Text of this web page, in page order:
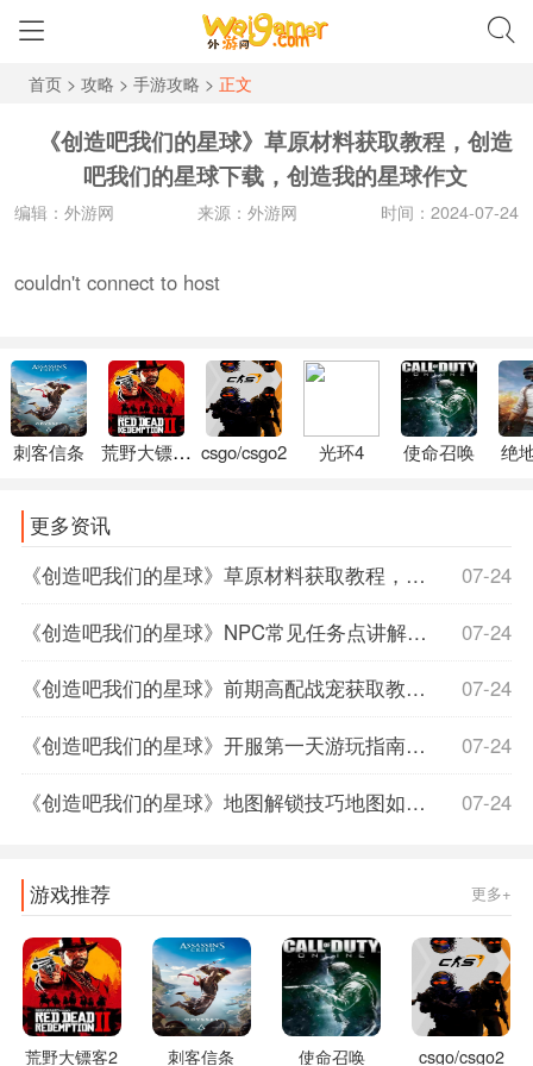
首页> 攻略 > 手游攻略 > 正文
《创造吧我们的星球》草原材料获取教程，创造
吧我们的星球下载，创造我的星球作文
编辑：外游网 来源：外游网 时间：2024-07-24
couldn't connect to host
刺客信条 荒野大镖客2 csgo/csgo2 光环4 使命召唤 绝
更多资讯
07-24
《创造吧我们的星球》草原材料获取教程，创造吧我们的星球下载，创造我的星球作文
07-24
《创造吧我们的星球》NPC常见任务点讲解，创造吧我们的星球苹果上线时间
07-24
《创造吧我们的星球》前期高配战宠获取教程高配战宠如何获取，创造吧我们的星球什么时候上线
07-24
《创造吧我们的星球》开服第一天游玩指南，创造吧我们的星球正式服上线时间
07-24
《创造吧我们的星球》地图解锁技巧地图如何解锁，创造吧我们的星球什么时候上线
游戏推荐 更多+
荒野大镖客2 刺客信条 使命召唤 csgo/csgo2